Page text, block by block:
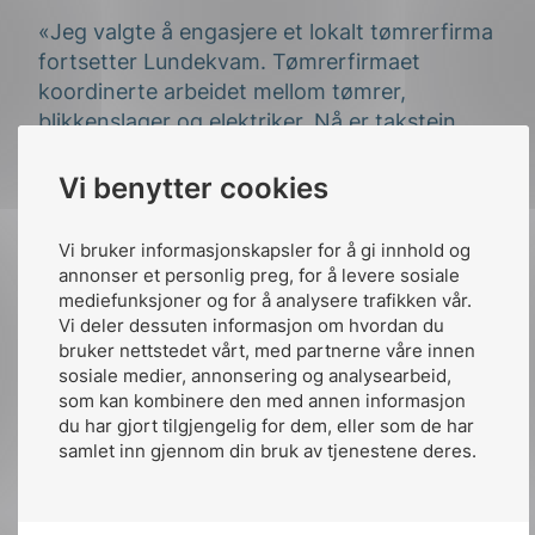
Vi benytter cookies
Vi bruker informasjonskapsler for å gi innhold og
annonser et personlig preg, for å levere sosiale
mediefunksjoner og for å analysere trafikken vår.
Vi deler dessuten informasjon om hvordan du
bruker nettstedet vårt, med partnerne våre innen
sosiale medier, annonsering og analysearbeid,
som kan kombinere den med annen informasjon
du har gjort tilgjengelig for dem, eller som de har
samlet inn gjennom din bruk av tjenestene deres.
«Jeg valgte å engasjere et lokalt tømrerfirma
fortsetter Lundekvam. Tømrerfirmaet
koordinerte arbeidet mellom tømrer,
blikkenslager og elektriker. Nå er takstein
det var behov. Taket bør nå holde like lenge
som solcellene.»
Standard sikrer at man
overholder lovverk
I Norge er det et strengt lovverk for
installasjon av solcelleanlegg og andre
elektriske installasjoner. Dette er regulert
gjennom bestemmelsene i Forskrift om